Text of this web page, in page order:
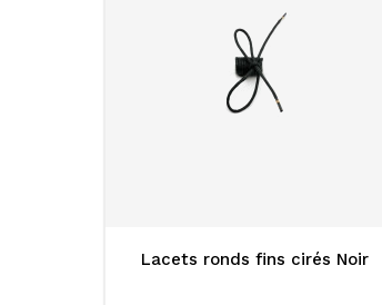
Lacets ronds fins cirés Noir